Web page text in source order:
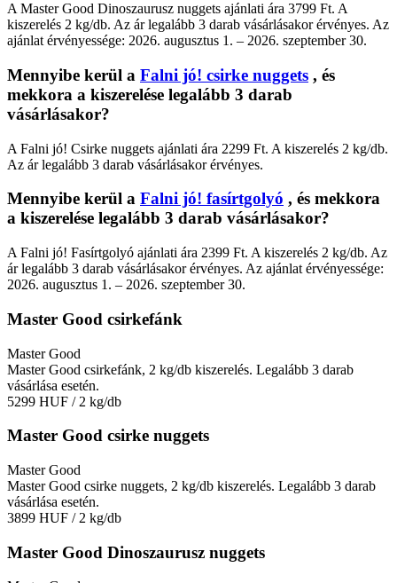
A Master Good Dinoszaurusz nuggets ajánlati ára 3799 Ft. A
kiszerelés 2 kg/db. Az ár legalább 3 darab vásárlásakor érvényes. Az
ajánlat érvényessége: 2026. augusztus 1. – 2026. szeptember 30.
Mennyibe kerül a Falni jó! csirke nuggets , és
mekkora a kiszerelése legalább 3 darab
vásárlásakor?
A Falni jó! Csirke nuggets ajánlati ára 2299 Ft. A kiszerelés 2 kg/db.
Az ár legalább 3 darab vásárlásakor érvényes.
Mennyibe kerül a Falni jó! fasírtgolyó , és mekkora
a kiszerelése legalább 3 darab vásárlásakor?
A Falni jó! Fasírtgolyó ajánlati ára 2399 Ft. A kiszerelés 2 kg/db. Az
ár legalább 3 darab vásárlásakor érvényes. Az ajánlat érvényessége:
2026. augusztus 1. – 2026. szeptember 30.
Master Good csirkefánk
Master Good
Master Good csirkefánk, 2 kg/db kiszerelés. Legalább 3 darab
vásárlása esetén.
5299 HUF / 2 kg/db
Master Good csirke nuggets
Master Good
Master Good csirke nuggets, 2 kg/db kiszerelés. Legalább 3 darab
vásárlása esetén.
3899 HUF / 2 kg/db
Master Good Dinoszaurusz nuggets